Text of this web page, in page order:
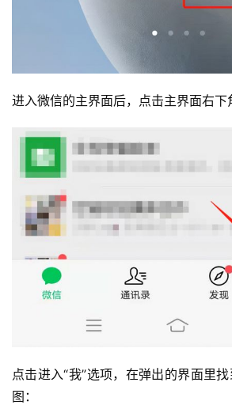
进入微信的主界面后，点击主界面右下
点击进入“我”选项，在弹出的界面里
图：